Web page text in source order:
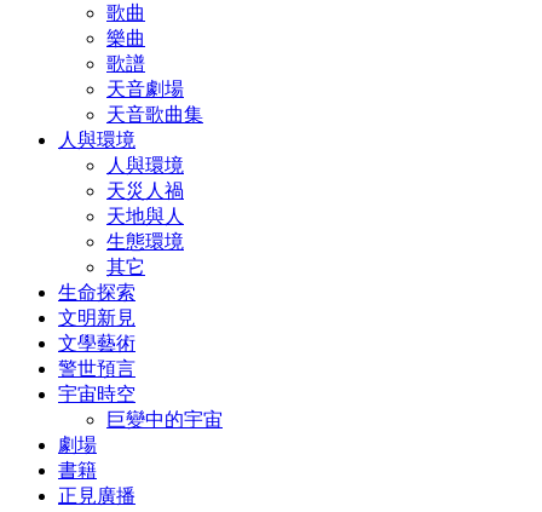
歌曲
樂曲
歌譜
天音劇場
天音歌曲集
人與環境
人與環境
天災人禍
天地與人
生態環境
其它
生命探索
文明新見
文學藝術
警世預言
宇宙時空
巨變中的宇宙
劇場
書籍
正見廣播